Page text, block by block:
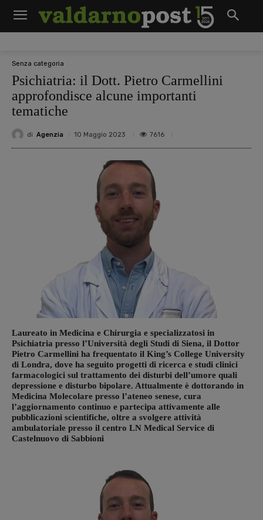
Senza categoria
Psichiatria: il Dott. Pietro Carmellini
approfondisce alcune importanti
tematiche
di Agenzia 10 Maggio 2023 7616
Laureato in Medicina e Chirurgia e specializzatosi in
Psichiatria presso l’Università degli Studi di Siena, il Dottor
Pietro Carmellini ha frequentato il King’s College University
di Londra, dove ha seguito progetti di ricerca e studi clinici
farmacologici sul trattamento dei disturbi dell’umore quali
depressione e disturbo bipolare. Attualmente è dottorando in
Medicina Molecolare presso l’ateneo senese, cura
l’aggiornamento continuo e partecipa attivamente alle
pubblicazioni scientifiche, oltre a svolgere attività
ambulatoriale presso il centro LN Medical Service di
Castelnuovo di Sabbioni